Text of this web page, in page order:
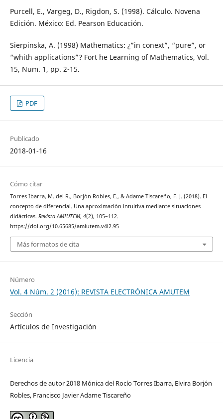
Purcell, E., Vargeg, D., Rigdon, S. (1998). Cálculo. Novena
Edición. México: Ed. Pearson Educación.
Sierpinska, A. (1998) Mathematics: ¿”in conext”, “pure”, or
“whith applications”? Fort he Learning of Mathematics, Vol.
15, Num. 1, pp. 2-15.
PDF
Publicado
2018-01-16
Cómo citar
Torres Ibarra, M. del R., Borjón Robles, E., & Adame Tiscareño, F. J. (2018). El
concepto de diferencial. Una aproximación intuitiva mediante situaciones
didácticas. Revista AMIUTEM, 4(2), 105–112.
https://doi.org/10.65685/amiutem.v4i2.95
Más formatos de cita
Número
Vol. 4 Núm. 2 (2016): REVISTA ELECTRÓNICA AMUTEM
Sección
Artículos de Investigación
Licencia
Derechos de autor 2018 Mónica del Rocío Torres Ibarra, Elvira Borjón
Robles, Francisco Javier Adame Tiscareño